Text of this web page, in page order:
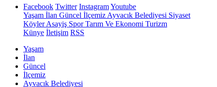
Facebook Twitter InstagramYoutube
Yaşam İlan Güncel İlçemiz Ayvacık Belediyesi Siyaset
KöylerAsayiş SporTarım Ve Ekonomi Turizm
Künye İletişim RSS
Yaşam
İlan
Güncel
İlçemiz
Ayvacık Belediyesi